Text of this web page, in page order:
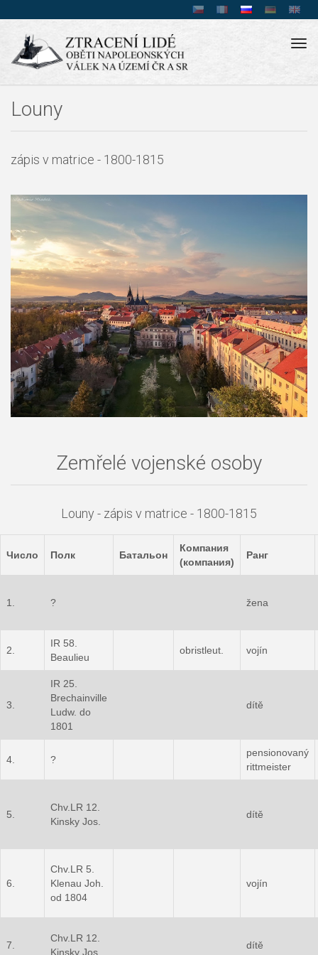
Louny
zápis v matrice - 1800-1815
Zemřelé vojenské osoby
Louny - zápis v matrice - 1800-1815
Число Полк Батальон
Компания
(компания)
Ранг
1. ? žena
2.
IR 58.
Beaulieu
obristleut. vojín
3.
IR 25.
Brechainville
Ludw. do
1801
dítě
4. ?
pensionovaný
rittmeister
5.
Chv.LR 12.
Kinsky Jos.
dítě
6.
Chv.LR 5.
Klenau Joh.
od 1804
vojín
7.
Chv.LR 12.
Kinsky Jos.
dítě